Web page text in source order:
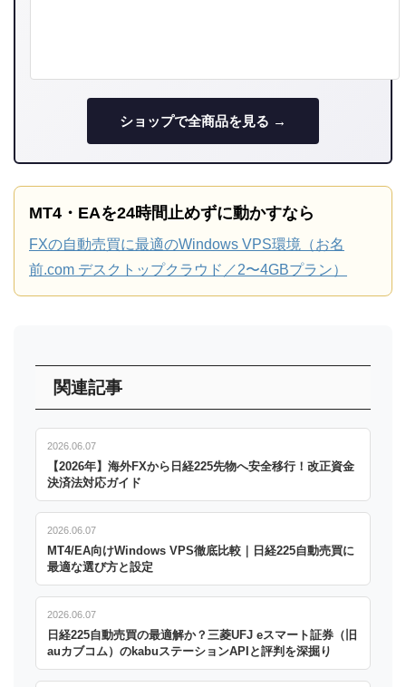
ショップで全商品を見る →
MT4・EAを24時間止めずに動かすなら
FXの自動売買に最適のWindows VPS環境（お名
前.com デスクトップクラウド／2〜4GBプラン）
関連記事
2026.06.07
【2026年】海外FXから日経225先物へ安全移行！改正資金
決済法対応ガイド
2026.06.07
MT4/EA向けWindows VPS徹底比較｜日経225自動売買に
最適な選び方と設定
2026.06.07
日経225自動売買の最適解か？三菱UFJ eスマート証券（旧
auカブコム）のkabuステーションAPIと評判を深掘り